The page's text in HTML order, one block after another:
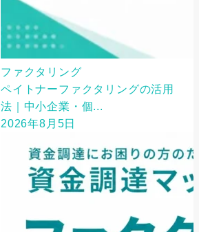
ファクタリング
ペイトナーファクタリングの活用
法｜中小企業・個...
2026年8月5日